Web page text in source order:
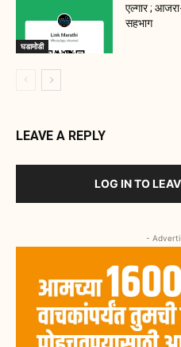
घडामोडी
एल्गार ;
सहभाग
LEAVE A REPLY
LOG IN TO
-